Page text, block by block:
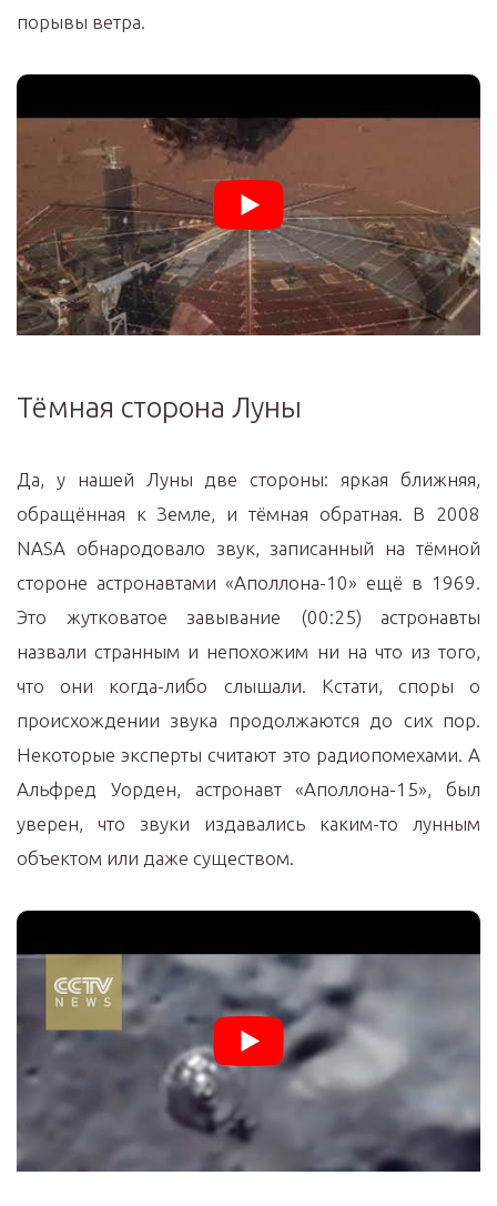
порывы ветра.
Тёмная сторона Луны
Да, у нашей Луны две стороны: яркая ближняя,
обращённая к Земле, и тёмная обратная. В 2008
NАSА обнародовало звук, записанный на тёмной
стороне астронавтами «Аполлона-10» ещё в 1969.
Это жутковатое завывание (00:25) астронавты
назвали странным и непохожим ни на что из того,
что они когда-либо слышали. Кстати, споры о
происхождении звука продолжаются до сих пор.
Некоторые эксперты считают это радиопомехами. А
Альфред Уорден, астронавт «Аполлона-15», был
уверен, что звуки издавались каким-то лунным
объектом или даже существом.